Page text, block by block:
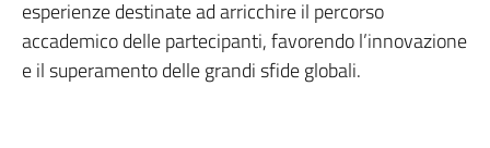
esperienze destinate ad arricchire il percorso
accademico delle partecipanti, favorendo l’innovazione
e il superamento delle grandi sfide globali.